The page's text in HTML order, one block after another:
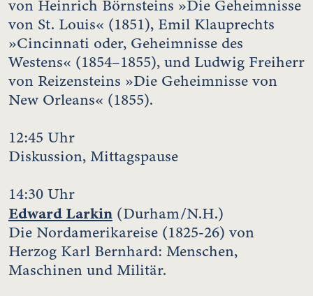
von Heinrich Börnsteins »Die Geheimnisse
von St. Louis« (1851), Emil Klauprechts
»Cincinnati oder, Geheimnisse des
Westens« (1854–1855), und Ludwig Freiherr
von Reizensteins »Die Geheimnisse von
New Orleans« (1855).
12:45 Uhr
Diskussion, Mittagspause
14:30 Uhr
Edward Larkin (Durham/N.H.)
Die Nordamerikareise (1825-26) von
Herzog Karl Bernhard: Menschen,
Maschinen und Militär.